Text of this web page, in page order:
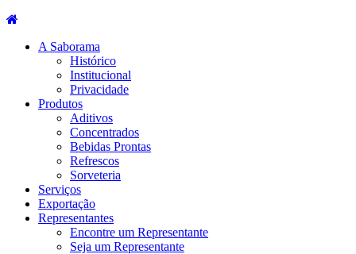
A Saborama
Histórico
Institucional
Privacidade
Produtos
Aditivos
Concentrados
Bebidas Prontas
Refrescos
Sorveteria
Serviços
Exportação
Representantes
Encontre um Representante
Seja um Representante